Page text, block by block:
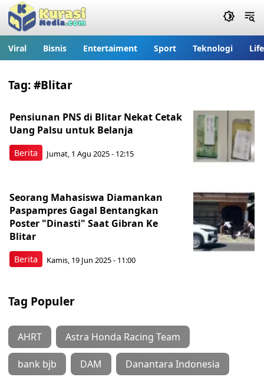
Viral Bisnis Entertaiment Sport Teknologi
Tag:#Blitar
Berita
Pensiunan PNS di Blitar Nekat Cetak
Uang Palsu untuk Belanja
Jumat, 1 Agu 2025 - 12:15
Berita
Seorang Mahasiswa Diamankan
Paspampres Gagal Bentangkan
Poster "Dinasti" Saat Gibran Ke
Blitar
Kamis, 19 Jun 2025 - 11:00
Tag Populer
AHRT Astra Honda Racing Team
bank bjb DAM Danantara Indonesia